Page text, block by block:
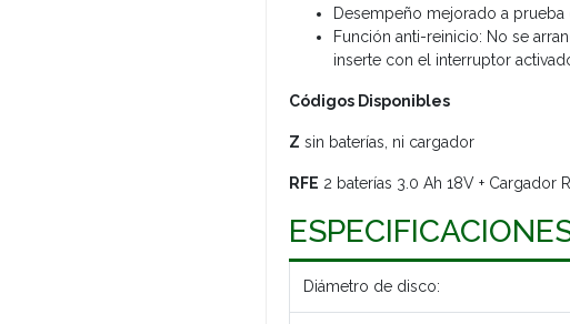
Desempeño mejorado a
Función anti-reinicio: No se
inserte con el interruptor
Códigos Disponibles
Z sin baterías, ni cargador
RFE 2 baterías 3.0 Ah 18V + Cargador
Diámetro de disco: